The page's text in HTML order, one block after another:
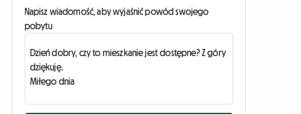
Napisz wiadomość, aby wyjaśnić powód swojego
pobytu